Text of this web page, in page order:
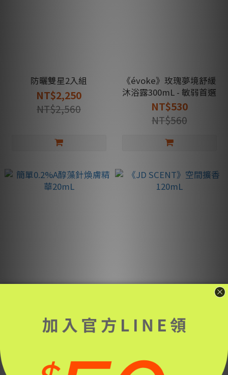
防曬雙星2入組
NT$2,250
NT$2,560
《évoke》玫瑰夢境舒緩
沐浴露300mL - 敏弱首選
NT$530
NT$560
NT$1,750
NT$1,890
《JD SCENT》空間擴香
NT$1,200 ~ NT$1,3...
NT$1,380